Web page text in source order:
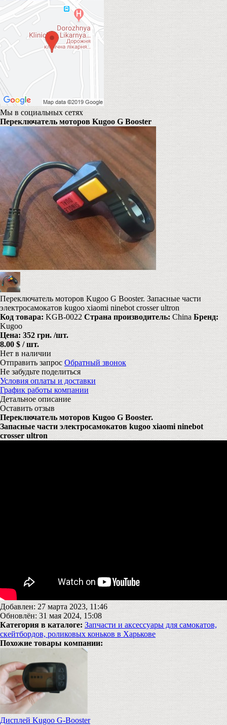
Мы в социальных сетях
Переключатель моторов Kugoo G Booster
Переключатель моторов Kugoo G Booster. Запасные части
электросамокатов kugoo xiaomi ninebot crosser ultron
Код товара: KGB-0022 Страна производитель: China Бренд:
Kugoo
Цена: 352 грн. /шт.
8.00 $ / шт.
Нет в наличии
Отправить запрос Обратный звонок
Не забудьте поделиться
Условия оплаты и доставки
График работы компании
Детальное описание
Оставить отзыв
Переключатель моторов Kugoo G Booster.
Запасные части электросамокатов kugoo xiaomi ninebot
crosser ultron
Добавлен: 27 марта 2023, 11:46
Обновлён: 31 мая 2024, 15:08
Категория в каталоге: Запчасти и аксессуары для самокатов,
скейтбордов, роликовых коньков в Харькове
Похожие товары компании:
Дисплей Kugoo G-Booster